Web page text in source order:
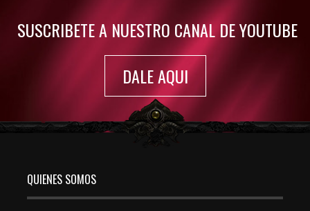
SUSCRIBETE A NUESTRO CANAL DE YOUTUBE
DALE AQUI
QUIENES SOMOS